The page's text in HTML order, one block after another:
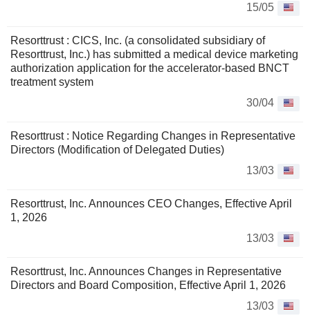
15/05
Resorttrust : CICS, Inc. (a consolidated subsidiary of
Resorttrust, Inc.) has submitted a medical device marketing
authorization application for the accelerator-based BNCT
treatment system
30/04
Resorttrust : Notice Regarding Changes in Representative
Directors (Modification of Delegated Duties)
13/03
Resorttrust, Inc. Announces CEO Changes, Effective April
1, 2026
13/03
Resorttrust, Inc. Announces Changes in Representative
Directors and Board Composition, Effective April 1, 2026
13/03